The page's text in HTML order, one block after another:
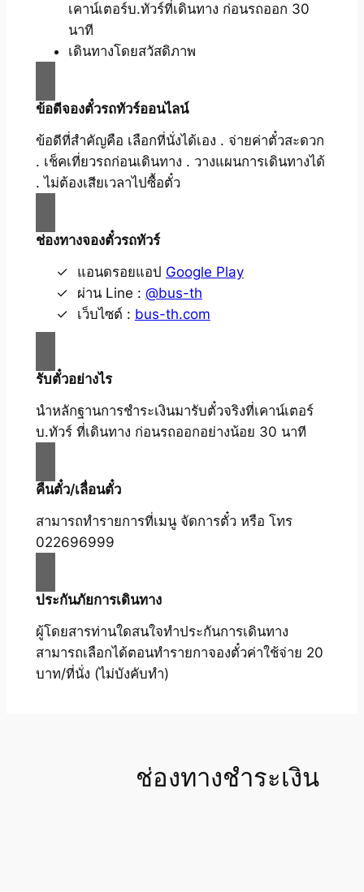
เคาน์เตอร์บ.ทัวร์ที่เดินทาง ก่อนรถออก 30
นาที
เดินทางโดยสวัสดิภาพ
ข้อดีจองตั๋วรถทัวร์ออนไลน์
ข้อดีที่สำคัญคือ เลือกที่นั่งได้เอง . จ่ายค่าตั๋วสะดวก
. เช็คเที่ยวรถก่อนเดินทาง . วางแผนการเดินทางได้
. ไม่ต้องเสียเวลาไปซื้อตั๋ว
ช่องทางจองตั๋วรถทัวร์
แอนดรอยแอป Google Play
ผ่าน Line : @bus-th
เว็บไซต์ : bus-th.com
รับตั๋วอย่างไร
นำหลักฐานการชำระเงินมารับตั๋วจริงที่เคาน์เตอร์
บ.ทัวร์ ที่เดินทาง ก่อนรถออกอย่างน้อย 30 นาที
คืนตั๋ว/เลื่อนตั๋ว
สามารถทำรายการที่เมนู จัดการตั๋ว หรือ โทร
022696999
ประกันภัยการเดินทาง
ผู้โดยสารท่านใดสนใจทำประกันการเดินทาง
สามารถเลือกได้ตอนทำรายกาจองตั๋วค่าใช้จ่าย 20
บาท/ที่นั่ง (ไม่บังคับทำ)
ช่องทางชำระเงิน